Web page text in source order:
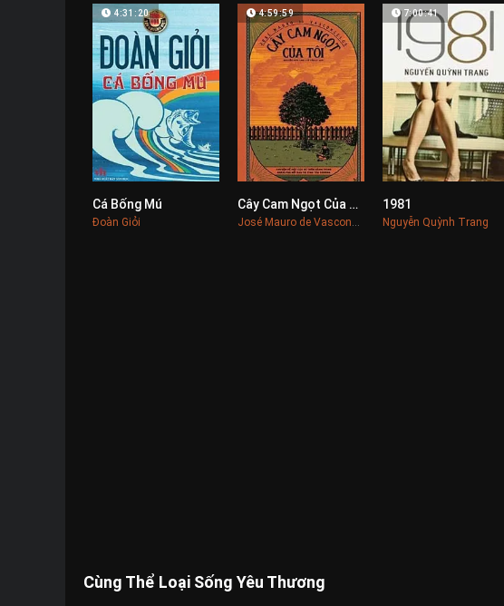
4:31:20
Cá Bống Mú
Đoàn Giỏi
0
4:59:59
Cây Cam Ngọt Của Tôi
José Mauro de Vasconcelos
7:00:41
1981
Nguyễn Quỳnh Trang
Cùng Thể Loại Sống Yêu Thương